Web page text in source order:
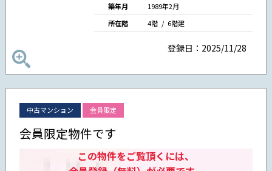
築年月
1989年2月
所在階
4階 / 6階建
登録日：2025/11/28
中古マンション 会員限定
会員限定物件です
この物件をご覧頂くには、